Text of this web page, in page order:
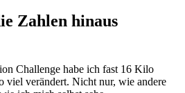
Zahlen hinaus
Challenge habe ich fast 16 Kilo
viel verändert. Nicht nur, wie andere